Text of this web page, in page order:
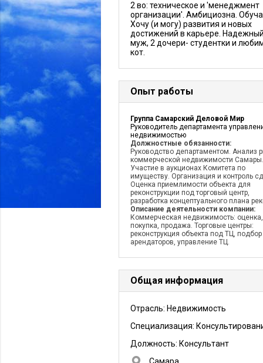
2 во: техническое и 'менеджмент
организации'. Амбициозна.
Хочу (и могу) развития и новых
достижений в карьере.
муж, 2 дочери- студентки и
кот.
Опыт работы
Группа Самарский Деловой Мир
Руководитель департамента
недвижимостью
Должностные обязанности:
Руководство департаментом. Анализ
коммерческой недвижимости Самары.
Участие в аукционах Комитета по
имуществу. Организация и контроль
Оценка приемлимости объекта для
реконструкции под торговый центр,
разработка концептуального плана
Описание деятельности компании:
Коммерческая недвижимость: оценка,
покупка, продажа. Торговые центры:
реконструкция объекта под ТЦ, подбор
арендаторов, управление ТЦ.
Общая информация
Отрасль: Недвижимость
Специализация:
Должность: Консультант